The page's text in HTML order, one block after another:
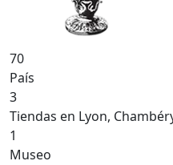
70
País
3
Tiendas en Lyon,
1
Museo